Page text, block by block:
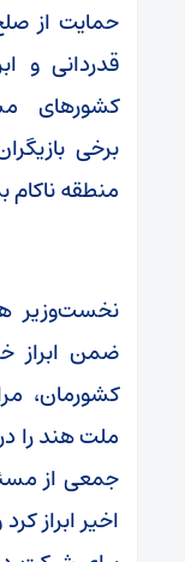
حمایت از
قدردانی و
کشورهای
برخی
منطقه ناکام
نخست‌وزیر
ضمن ابراز
کشورمان،
ملت هند را
جمعی از
اخیر ابراز